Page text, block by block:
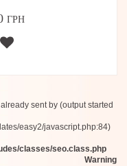
ГРН
sent by (output started
easy2/javascript.php:84)
classes/seo.class.php
Warning